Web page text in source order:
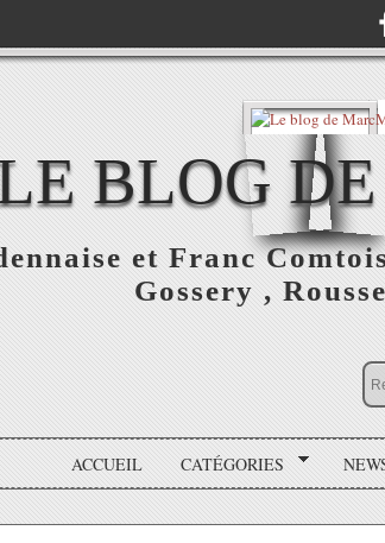
BLOG
et Franc
Gossery ,
ACCUEIL CATÉGORIES